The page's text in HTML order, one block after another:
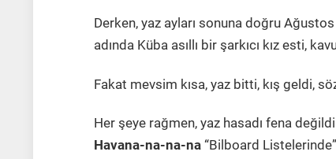
Derken, yaz ayları sonuna doğru
adında Küba asıllı bir şarkıcı kız esti,
Fakat mevsim kısa, yaz bitti, kış geldi,
Her şeye rağmen, yaz hasadı fena
Havana-na-na-na“Bilboard